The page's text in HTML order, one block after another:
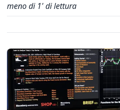
meno di 1' di lettura